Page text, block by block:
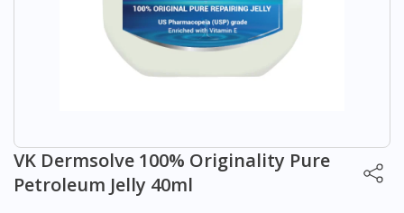
VK Dermsolve 100% Originality Pure
Petroleum Jelly 40ml